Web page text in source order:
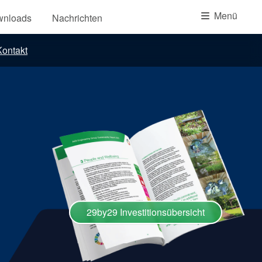
Nachrichten Menü
29by29 Investitionsübersicht